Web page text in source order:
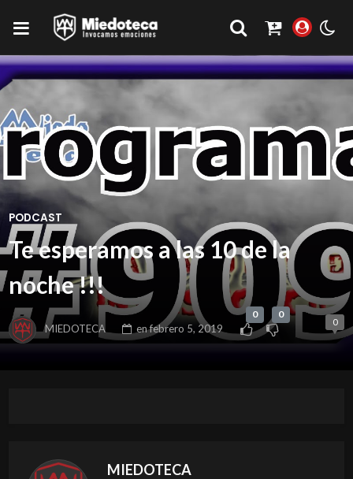
PODCAST
Te esperamos a las 10 de la
noche !!!
MIEDOTECA enfebrero 5, 2019
0 0
0
MIEDOTECA